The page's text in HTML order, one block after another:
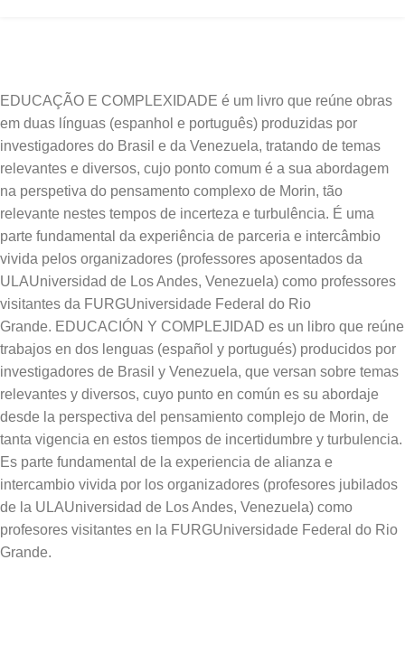
EDUCAÇÃO E COMPLEXIDADE é um livro que reúne obras
em duas línguas (espanhol e português) produzidas por
investigadores do Brasil e da Venezuela, tratando de temas
relevantes e diversos, cujo ponto comum é a sua abordagem
na perspetiva do pensamento complexo de Morin, tão
relevante nestes tempos de incerteza e turbulência. É uma
parte fundamental da experiência de parceria e intercâmbio
vivida pelos organizadores (professores aposentados da
ULAUniversidad de Los Andes, Venezuela) como professores
visitantes da FURGUniversidade Federal do Rio
Grande. EDUCACIÓN Y COMPLEJIDAD es un libro que reúne
trabajos en dos lenguas (español y portugués) producidos por
investigadores de Brasil y Venezuela, que versan sobre temas
relevantes y diversos, cuyo punto en común es su abordaje
desde la perspectiva del pensamiento complejo de Morin, de
tanta vigencia en estos tiempos de incertidumbre y turbulencia.
Es parte fundamental de la experiencia de alianza e
intercambio vivida por los organizadores (profesores jubilados
de la ULAUniversidad de Los Andes, Venezuela) como
profesores visitantes en la FURGUniversidade Federal do Rio